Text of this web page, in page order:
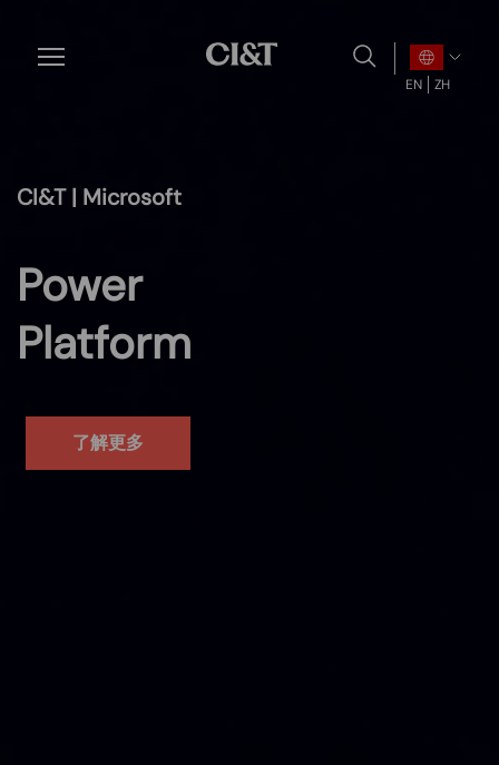
to
main
EN ZH
CI&T | Microsoft
Power
Platform
了解更多